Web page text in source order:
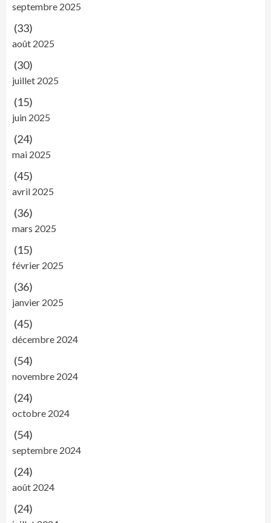
septembre 2025
(33)
août 2025
(30)
juillet 2025
(15)
juin 2025
(24)
mai 2025
(45)
avril 2025
(36)
mars 2025
(15)
février 2025
(36)
janvier 2025
(45)
décembre 2024
(54)
novembre 2024
(24)
octobre 2024
(54)
septembre 2024
(24)
août 2024
(24)